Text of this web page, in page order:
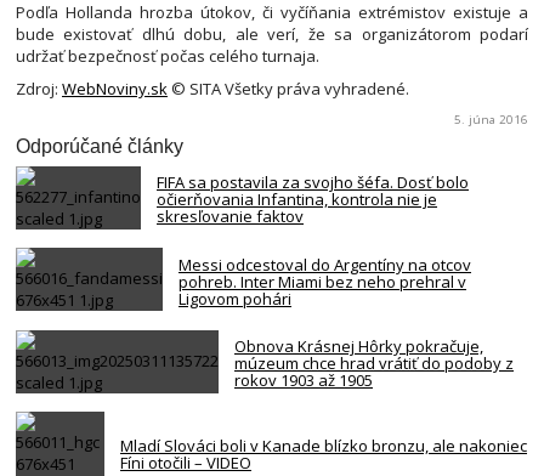
Podľa Hollanda hrozba útokov, či vyčíňania extrémistov existuje a
bude existovať dlhú dobu, ale verí, že sa organizátorom podarí
udržať bezpečnosť počas celého turnaja.
Zdroj: WebNoviny.sk © SITA Všetky práva vyhradené.
5. júna 2016
Odporúčané články
FIFA sa postavila za svojho šéfa. Dosť bolo
očierňovania Infantina, kontrola nie je
skresľovanie faktov
Messi odcestoval do Argentíny na otcov
pohreb. Inter Miami bez neho prehral v
Ligovom pohári
Obnova Krásnej Hôrky pokračuje,
múzeum chce hrad vrátiť do podoby z
rokov 1903 až 1905
Mladí Slováci boli v Kanade blízko bronzu, ale nakoniec
Fíni otočili – VIDEO